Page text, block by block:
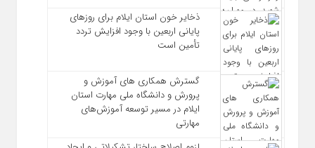
ذخایر خون استان ایلام برای روزهای
پایانی اربعین با وجود افزایش تردد
تأمین است
گسترش همکاری‌ های آموزش و
پرورش و دانشگاه ملی مهارت استان
ایلام در مسیر توسعه آموزش‌های
مهارتی